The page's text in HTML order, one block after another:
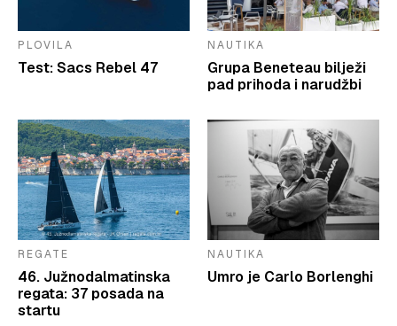
PLOVILA
Test: Sacs Rebel 47
NAUTIKA
Grupa Beneteau bilježi
pad prihoda i narudžbi
REGATE
46. Južnodalmatinska
regata: 37 posada na
startu
NAUTIKA
Umro je Carlo Borlenghi